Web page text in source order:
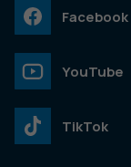
Facebook
YouTube
TikTok